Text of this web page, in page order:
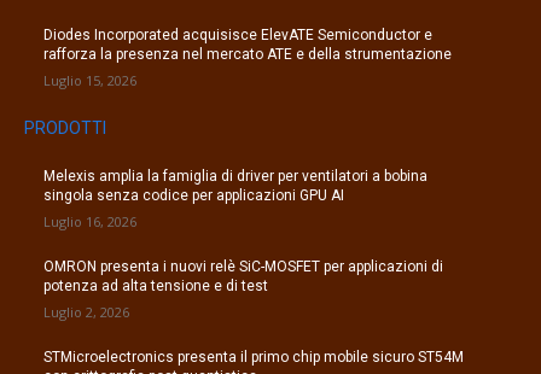
Diodes Incorporated acquisisce ElevATE Semiconductor e
rafforza la presenza nel mercato ATE e della strumentazione
Luglio 15, 2026
PRODOTTI
Melexis amplia la famiglia di driver per ventilatori a bobina
singola senza codice per applicazioni GPU AI
Luglio 16, 2026
OMRON presenta i nuovi relè SiC-MOSFET per applicazioni di
potenza ad alta tensione e di test
Luglio 2, 2026
STMicroelectronics presenta il primo chip mobile sicuro ST54M